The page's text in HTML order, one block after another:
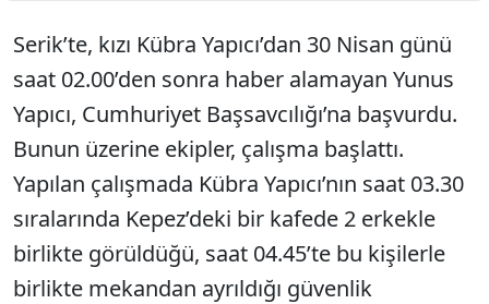
Serik’te, kızı Kübra Yapıcı’dan 30 Nisan günü
saat 02.00’den sonra haber alamayan Yunus
Yapıcı, Cumhuriyet Başsavcılığı’na başvurdu.
Bunun üzerine ekipler, çalışma başlattı.
Yapılan çalışmada Kübra Yapıcı’nın saat 03.30
sıralarında Kepez’deki bir kafede 2 erkekle
birlikte görüldüğü, saat 04.45’te bu kişilerle
birlikte mekandan ayrıldığı güvenlik